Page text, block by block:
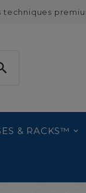
& RACKS™